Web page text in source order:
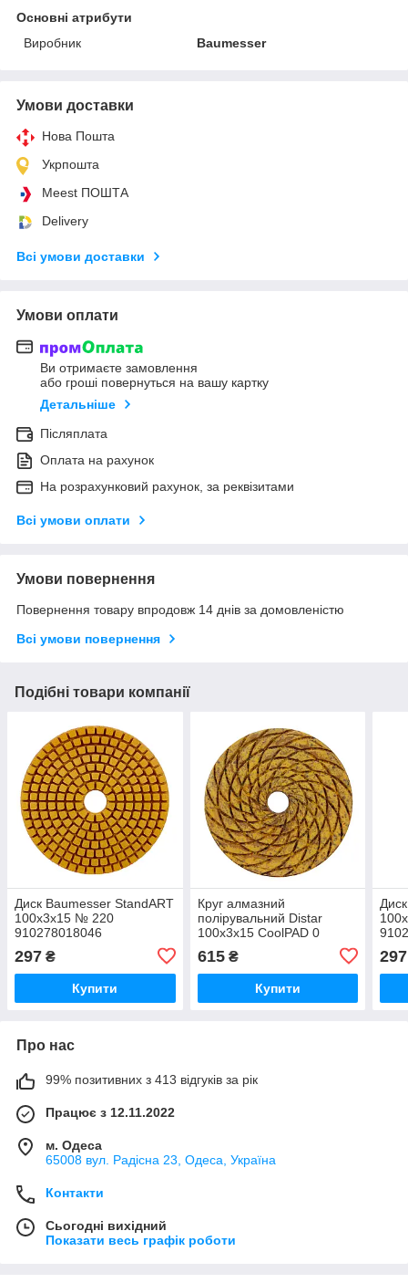
Основні атрибути
Виробник
Baumesser
Умови доставки
Нова Пошта
Укрпошта
Meest ПОШТА
Delivery
Всі умови доставки
Умови оплати
Ви отримаєте замовлення
або гроші повернуться на вашу картку
Детальніше
Післяплата
Оплата на рахунок
На розрахунковий рахунок, за реквізитами
Всі умови оплати
Умови повернення
Повернення товару впродовж 14 днів за домовленістю
Всі умови повернення
Подібні товари компанії
Диск Baumesser StandART
100х3х15 № 220
910278018046
297 ₴
Купити
Круг алмазний
полірувальний Distar
100х3х15 CoolPAD 0
615₴
Купити
297
Про нас
99% позитивних з 413 відгуків за рік
Працює з 12.11.2022
м. Одеса
65008 вул. Радісна 23, Одеса, Україна
Контакти
Сьогодні вихідний
Показати весь графік роботи